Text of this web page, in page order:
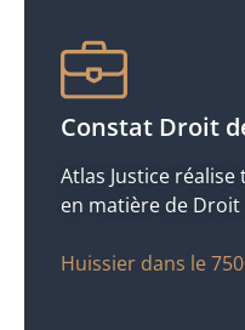
Constat Droit
Atlas Justice
en matière de
Huissier dans le